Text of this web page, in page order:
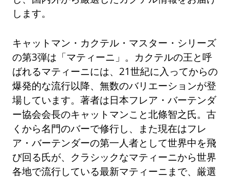
します。
キャットマン・カクテル・マスター・シリーズ
の第3弾は「マティーニ」。カクテルの王と呼
ばれるマティーニには、21世紀に入ってからの
爆発的な流行以降、無数のバリエーションが登
場しています。著者は日本フレア・バーテンダ
ー協会会長のキャットマンこと北條智之氏。古
くから名門のバーで修行し、また現在はフレ
ア・バーテンダーの第一人者として世界中を飛
び回る氏が、クラシックなマティーニから世界
各地で流行している最新マティーニまで、厳選